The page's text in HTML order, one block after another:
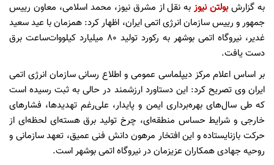
به گزارشبولتن نیوز به نقل از مشرق نیوز، محمد اسلامی، معاون رییس
جمهور و رییس سازمان انرژی اتمی ایران، اظهار کرد: همزمان با عید سعید
غدیر، نیروگاه اتمی بوشهر به رکورد تولید ۸۰ میلیارد کیلووات‌ساعت برق
دست یافت.
بر اساس اعلام مرکز دیپلماسی عمومی و اطلاع رسانی سازمان انرژی اتمی
ایران وی تصریح کرد: این دستاورد ارزشمند در حالی به ثبت رسیده است
که طی سال‌های بهره‌برداری ایمن و پایدار، علی‌رغم تهدیدها، فشارهای
خارجی و شرایط حساس منطقه‌ای، چرخ تولید برق هسته‌ای لحظه‌ای از
حرکت بازنایستاده و این افتخار مرهون دانش فنی عمیق، تعهد سازمانی و
روحیه جهادی همکاران عزیزمان در نیروگاه اتمی بوشهر است.